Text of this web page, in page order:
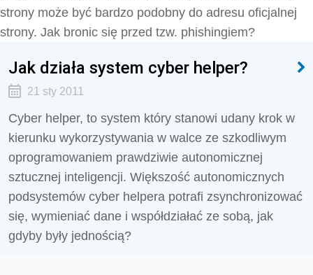
strony może być bardzo podobny do adresu oficjalnej
strony. Jak bronic się przed tzw. phishingiem?
Jak działa system cyber helper?
21 sty 2011
Cyber helper, to system który stanowi udany krok w
kierunku wykorzystywania w walce ze szkodliwym
oprogramowaniem prawdziwie autonomicznej
sztucznej inteligencji. Większość autonomicznych
podsystemów cyber helpera potrafi zsynchronizować
się, wymieniać dane i współdziałać ze sobą, jak
gdyby były jednością?